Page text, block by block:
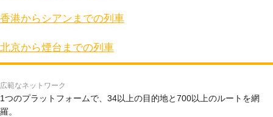
香港からシアンまでの列車
北京から煙台までの列車
広範なネットワーク
1つのプラットフォームで、34以上の目的地と700以上のルートを網
羅。